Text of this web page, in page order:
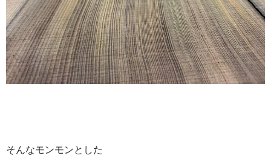
そんなモンモンとした